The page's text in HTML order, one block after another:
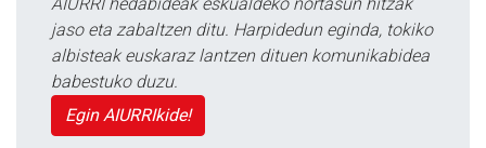
jaso eta zabaltzen ditu. Harpidedun eginda, tokiko
albisteak euskaraz lantzen dituen komunikabidea
babestuko duzu.
Egin AIURRIkide!